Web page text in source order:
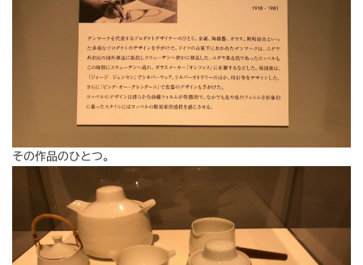
その作品のひとつ。